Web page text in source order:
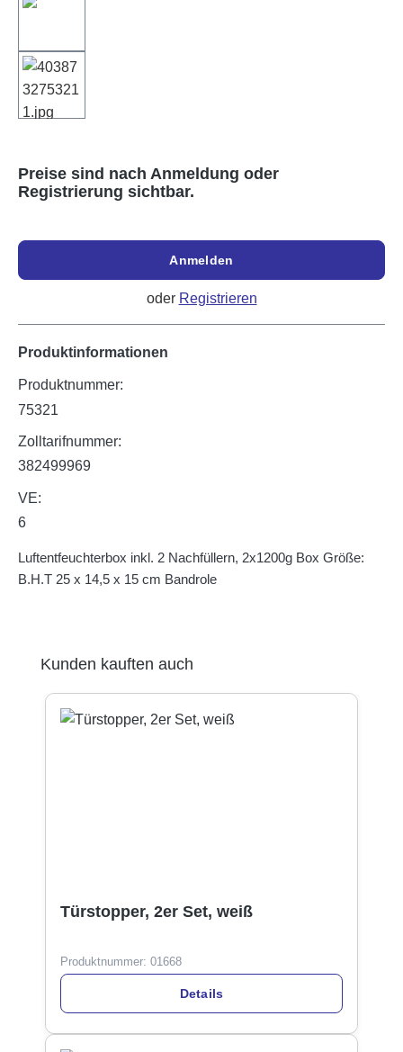
Preise sind nach Anmeldung oder
Registrierung sichtbar.
Anmelden
oder Registrieren
Produktinformationen
Produktnummer:
75321
Zolltarifnummer:
382499969
VE:
6
Luftentfeuchterbox inkl. 2 Nachfüllern, 2x1200g Box Größe:
B.H.T 25 x 14,5 x 15 cm Bandrole
Produktgalerie überspringen
Kunden kauften auch
Türstopper, 2er Set, weiß
Produktnummer: 01668
Details